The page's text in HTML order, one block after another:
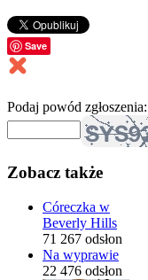
Save
Podaj powód zgłoszenia:
Zobacz także
Córeczka w
Beverly Hills
71 267 odsłon
Na wyprawie
22 476 odsłon